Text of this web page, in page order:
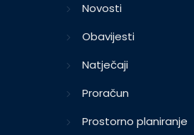
Novosti
Obavijesti
Natječaji
Proračun
Prostorno planiranje